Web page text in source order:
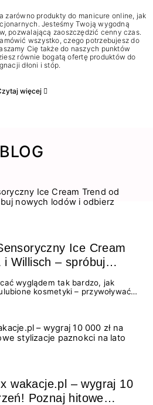
zarówno produkty do manicure online, jak
Jesteśmy Twoją wygodną
pozwalającą zaoszczędzić cenny czas.
wszystko, czego potrzebujesz do
Cię także do naszych punktów
równie bogatą ofertę produktów do
dłoni i stóp.
więcej
BLOG
Ice Cream
i Willisch – spróbuj
prezent!
wyglądem tak bardzo, jak
kosmetyki – przywoływać
deserów to coś więcej niż
aksamitną teksturę,
akcent na podniebieniu. Tego lata
Willisch, tworząc unikalny projekt
wakacje.pl – wygraj 10
Poznaj hitowe